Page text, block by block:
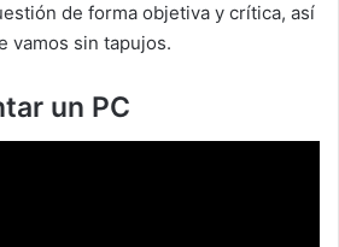
de forma objetiva y crítica, así
vamos sin tapujos.
un PC